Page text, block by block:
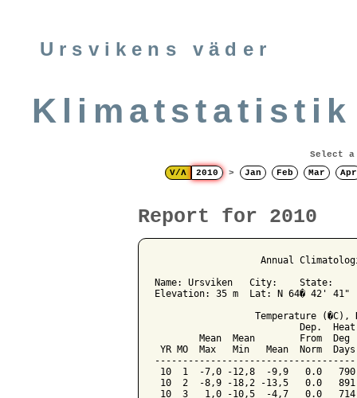
Ursvikens väder
Klimatstatistik
Select a
V/Λ
2010 > Jan Feb Mar Apr
Report for 2010
Annual
Name: Ursviken   City:    State:
Elevation: 35 m  Lat: N 64� 42' 41"
Temperature (�C),
Dep.
Mean  Mean        From  Deg
YR MO  Max   Min   Mean  Norm
10  1  -7,0 -12,8  -9,9   0.0
10  2  -8,9 -18,2 -13,5   0.0
10  3   1,0 -10,5  -4,7   0.0